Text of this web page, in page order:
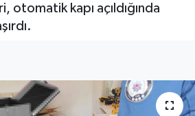
otomatik kapı açıldığında